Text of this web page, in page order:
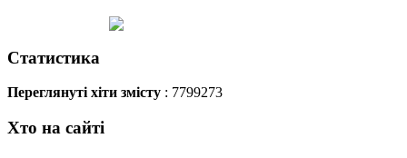
Статистика
Переглянуті хіти змісту : 7799273
Хто на сайті